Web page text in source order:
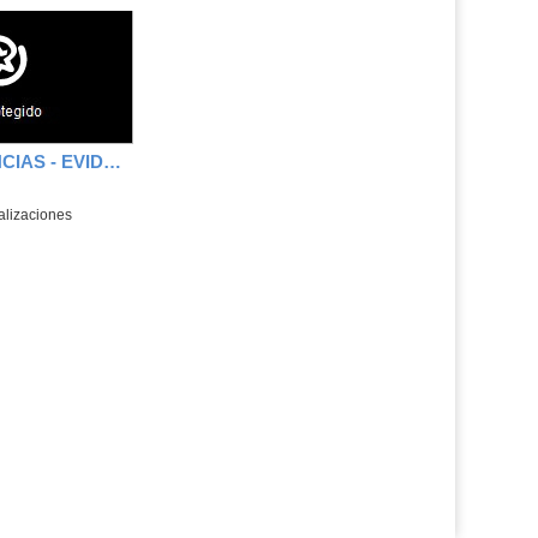
OTRAS EVIDENCIAS - EVIDENCIA 1 - Carlos Lara Muñoz